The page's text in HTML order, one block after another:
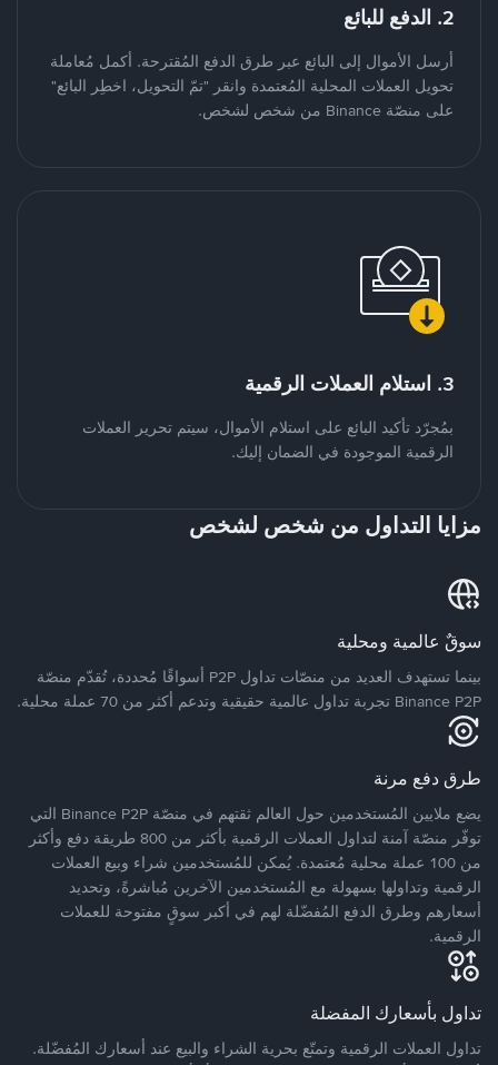
2. الدفع للبائع
أرسل الأموال إلى البائع عبر طرق الدفع المُقترحة. أكمل مُعاملة
تحويل العملات المحلية المُعتمدة وانقر "تمّ التحويل، اخطِر البائع"
على منصّة Binance من شخص لشخص.
3. استلام العملات الرقمية
بمُجرّد تأكيد البائع على استلام الأموال، سيتم تحرير العملات
الرقمية الموجودة في الضمان إليك.
مزايا التداول من شخص لشخص
سوقٌ عالمية ومحلية
بينما تستهدف العديد من منصّات تداول P2P أسواقًا مُحددة، تُقدّم منصّة
Binance P2P تجربة تداول عالمية حقيقية وتدعم أكثر من 70 عملة محلية.
طرق دفع مرنة
يضع ملايين المُستخدمين حول العالم ثقتهم في منصّة Binance P2P التي
توفّر منصّة آمنة لتداول العملات الرقمية بأكثر من 800 طريقة دفع وأكثر
من 100 عملة محلية مُعتمدة. يُمكن للمُستخدمين شراء وبيع العملات
الرقمية وتداولها بسهولة مع المُستخدمين الآخرين مُباشرةً، وتحديد
أسعارهم وطرق الدفع المُفضّلة لهم في أكبر سوقٍ مفتوحة للعملات
الرقمية.
تداول بأسعارك المفضلة
تداول العملات الرقمية وتمتّع بحرية الشراء والبيع عند أسعارك المُفضّلة.